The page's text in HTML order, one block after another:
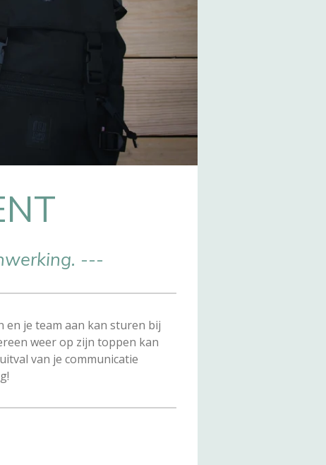
---
en je team aan kan sturen bij
weer op zijn toppen kan
van je communicatie